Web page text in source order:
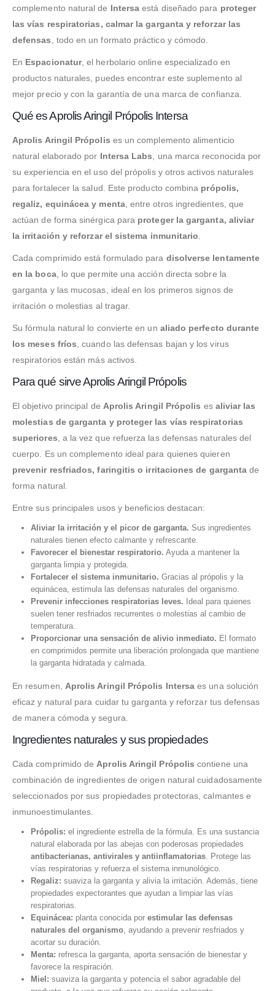
complemento natural de Intersa está diseñado para proteger
las vías respiratorias, calmar la garganta y reforzar las
defensas , todo en un formato práctico y cómodo.
En Espacionatur, el herbolario online especializado en
productos naturales, puedes encontrar este suplemento al
mejor precio y con la garantía de una marca de confianza.
Qué es Aprolis Aringil Própolis Intersa
Aprolis Aringil Própolis es un complemento alimenticio
natural elaborado por Intersa Labs , una marca reconocida por
su experiencia en el uso del própolis y otros activos naturales
para fortalecer la salud. Este producto combina própolis,
regaliz, equinácea y menta, entre otros ingredientes, que
actúan de forma sinérgica para proteger la garganta, aliviar
la irritación y reforzar el sistema inmunitario
Cada comprimido está formulado para disolverse lentamente
en la boca, lo que permite una acción directa sobre la
garganta y las mucosas, ideal en los primeros signos de
irritación o molestias al tragar.
Su fórmula natural lo convierte en un aliado perfecto durante
los meses fríos , cuando las defensas bajan y los virus
respiratorios están más activos.
Para qué sirve Aprolis Aringil Própolis
El objetivo principal de Aprolis Aringil Própolis es aliviar las
molestias de garganta y proteger las vías respiratorias
superiores , a la vez que refuerza las defensas naturales del
cuerpo. Es un complemento ideal para quienes quieren
prevenir resfriados, faringitis o irritaciones de garganta de
forma natural.
Entre sus principales usos y beneficios destacan:
Aliviar la irritación y el picor de garganta. Sus ingredientes
naturales tienen efecto calmante y refrescante.
Favorecer el bienestar respiratorio. Ayuda a mantener la
garganta limpia y protegida.
Fortalecer el sistema inmunitario. Gracias al própolis y la
equinácea, estimula las defensas naturales del organismo.
Prevenir infecciones respiratorias leves. Ideal para quienes
suelen tener resfriados recurrentes o molestias al cambio de
temperatura.
Proporcionar una sensación de alivio inmediato. El formato
en comprimidos permite una liberación prolongada que mantiene
la garganta hidratada y calmada.
En resumen, Aprolis Aringil Própolis Intersa es una solución
eficaz y natural para cuidar tu garganta y reforzar tus defensas
de manera cómoda y segura.
Ingredientes naturales y sus propiedades
Cada comprimido deAprolis Aringil Própolis contiene una
combinación de ingredientes de origen natural cuidadosamente
seleccionados por sus propiedades protectoras, calmantes e
inmunoestimulantes.
Própolis: el ingrediente estrella de la fórmula. Es una sustancia
natural elaborada por las abejas con poderosas propiedades
antibacterianas, antivirales y antiinflamatorias. Protege las
vías respiratorias y refuerza el sistema inmunológico.
Regaliz: suaviza la garganta y alivia la irritación. Además, tiene
propiedades expectorantes que ayudan a limpiar las vías
respiratorias.
Equinácea: planta conocida por estimular las defensas
naturales del organismo, ayudando a prevenir resfriados y
acortar su duración.
Menta: refresca la garganta, aporta sensación de bienestar y
favorece la respiración.
Miel: suaviza la garganta y potencia el sabor agradable del